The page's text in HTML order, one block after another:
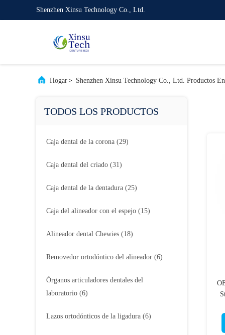
Shenzhen Xinsu Technology Co., Ltd.
Hogar> Shenzhen Xinsu Technology Co., Ltd. Productos
TODOS LOS PRODUCTOS
Caja dental de la corona (29)
Caja dental del criado (31)
Caja dental de la dentadura (25)
Caja del alineador con el espejo (15)
Alineador dental Chewies (18)
Removedor ortodóntico del alineador (6)
Órganos articuladores dentales del
laboratorio (6)
Lazos ortodónticos de la ligadura (6)